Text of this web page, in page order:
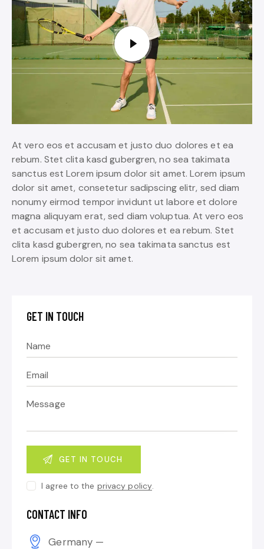
At vero eos et accusam et justo duo dolores et ea
rebum. Stet clita kasd gubergren, no sea takimata
sanctus est Lorem ipsum dolor sit amet. Lorem ipsum
dolor sit amet, consetetur sadipscing elitr, sed diam
nonumy eirmod tempor invidunt ut labore et dolore
magna aliquyam erat, sed diam voluptua. At vero eos
et accusam et justo duo dolores et ea rebum. Stet
clita kasd gubergren, no sea takimata sanctus est
Lorem ipsum dolor sit amet.
GET IN TOUCH
I agree to the privacy policy.
CONTACT INFO
Germany —